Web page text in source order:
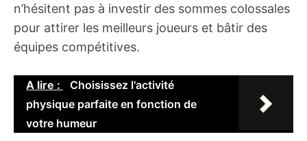
n’hésitent pas à investir des sommes colossales
pour attirer les meilleurs joueurs et bâtir des
équipes compétitives.
A lire :
Choisissez l'activité
physique parfaite en fonction de
votre humeur